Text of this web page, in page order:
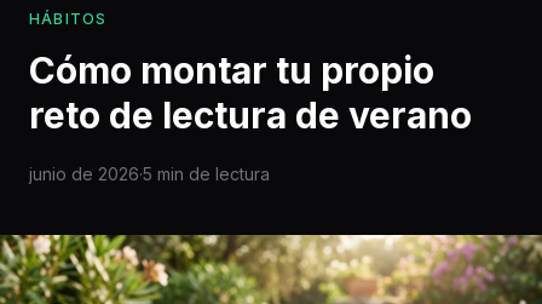
HÁBITOS
Cómo montar tu propio
reto de lectura de verano
junio de 2026·5 min de lectura